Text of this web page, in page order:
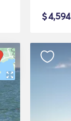
$4,594